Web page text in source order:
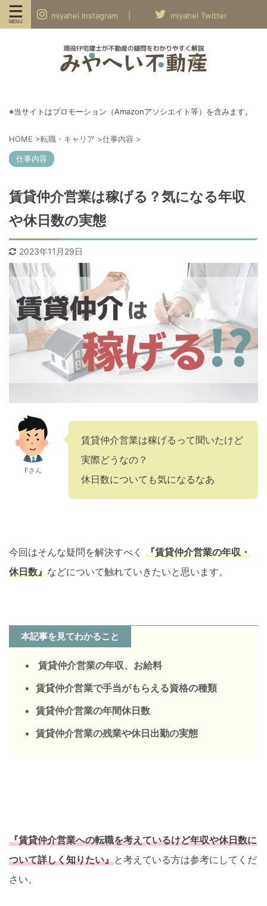
miyahei Instagram | miyahei Twitter
※当サイトはプロモーション（Amazonアソシエイト等）を含みます。
HOME >転職・キャリア >仕事内容 >
仕事内容
賃貸仲介営業は稼げる？気になる年収
や休日数の実態
2023年11月29日
Fさん
賃貸仲介営業は稼げるって聞いたけど
実際どうなの？
休日数についても気になるなあ
今回はそんな疑問を解決すべく 『賃貸仲介営業の年収・
休日数』などについて触れていきたいと思います。
本記事を見てわかること
賃貸仲介営業の年収、お給料
賃貸仲介営業で手当がもらえる資格の種類
賃貸仲介営業の年間休日数
賃貸仲介営業の残業や休日出勤の実態
『賃貸仲介営業への転職を考えているけど年収や休日数に
ついて詳しく知りたい』と考えている方は参考にしてくだ
さい。